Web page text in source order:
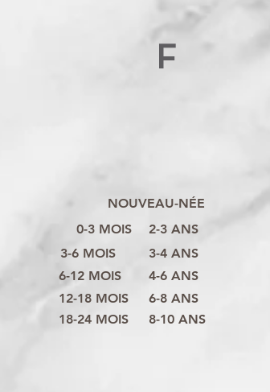
F
8-10 ANS
6-8 ANS
4-6 ANS
3-4 ANS
2-3 ANS
NOUVEAU-NÉE
0-3 MOIS
6-12 MOIS
12-18 MOIS
18-24 MOIS
3-6 MOIS